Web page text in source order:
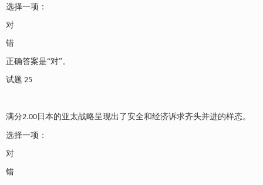
选择一项：
对
错
正确答案是“对”。
试题 25
满分2.00 日本的亚太战略呈现出了安全和经济诉求齐头并进的样态。
选择一项：
对
错